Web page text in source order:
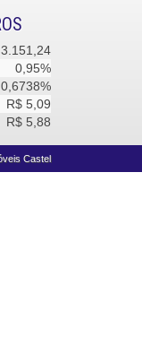
0,95%
0,6738%
R$ 5,09
R$ 5,88
Castel